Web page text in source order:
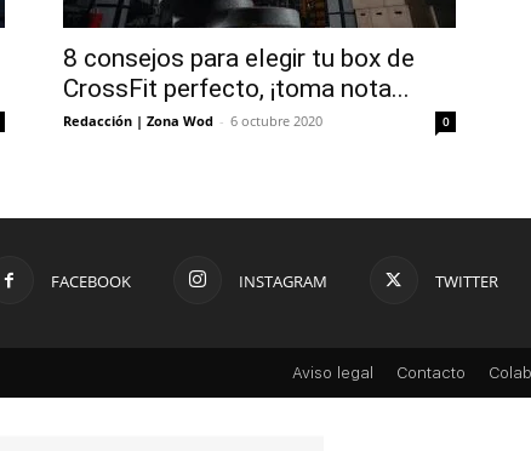
8 consejos para elegir tu box de
CrossFit perfecto, ¡toma nota...
Redacción | Zona Wod - 6 octubre 2020 0
FACEBOOK INSTAGRAM TWITTER
Aviso legal Contacto